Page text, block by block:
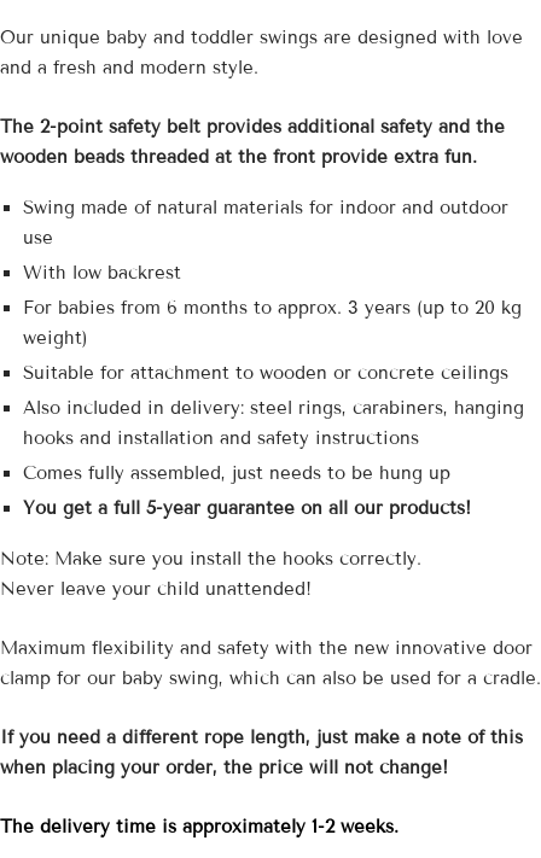
Our unique baby and toddler swings are designed with love
and a fresh and modern style.
The 2-point safety belt provides additional safety and the
wooden beads threaded at the front provide extra fun.
Swing made of natural materials for indoor and outdoor
use
With low backrest
For babies from 6 months to approx. 3 years (up to 20 kg
weight)
Suitable for attachment to wooden or concrete ceilings
Also included in delivery: steel rings, carabiners, hanging
hooks and installation and safety instructions
Comes fully assembled, just needs to be hung up
You get a full 5-year guarantee on all our products!
Note: Make sure you install the hooks correctly.
Never leave your child unattended!
Maximum flexibility and safety with the new innovative door
clamp for our baby swing, which can also be used for a cradle.
If you need a different rope length, just make a note of this
when placing your order, the price will not change!
The delivery time is approximately 1-2 weeks.